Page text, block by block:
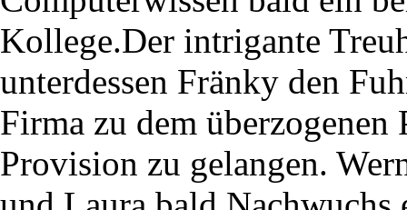
Kollege.Der intrigante
unterdessen Fränky den
Firma zu dem
Provision zu gelangen.